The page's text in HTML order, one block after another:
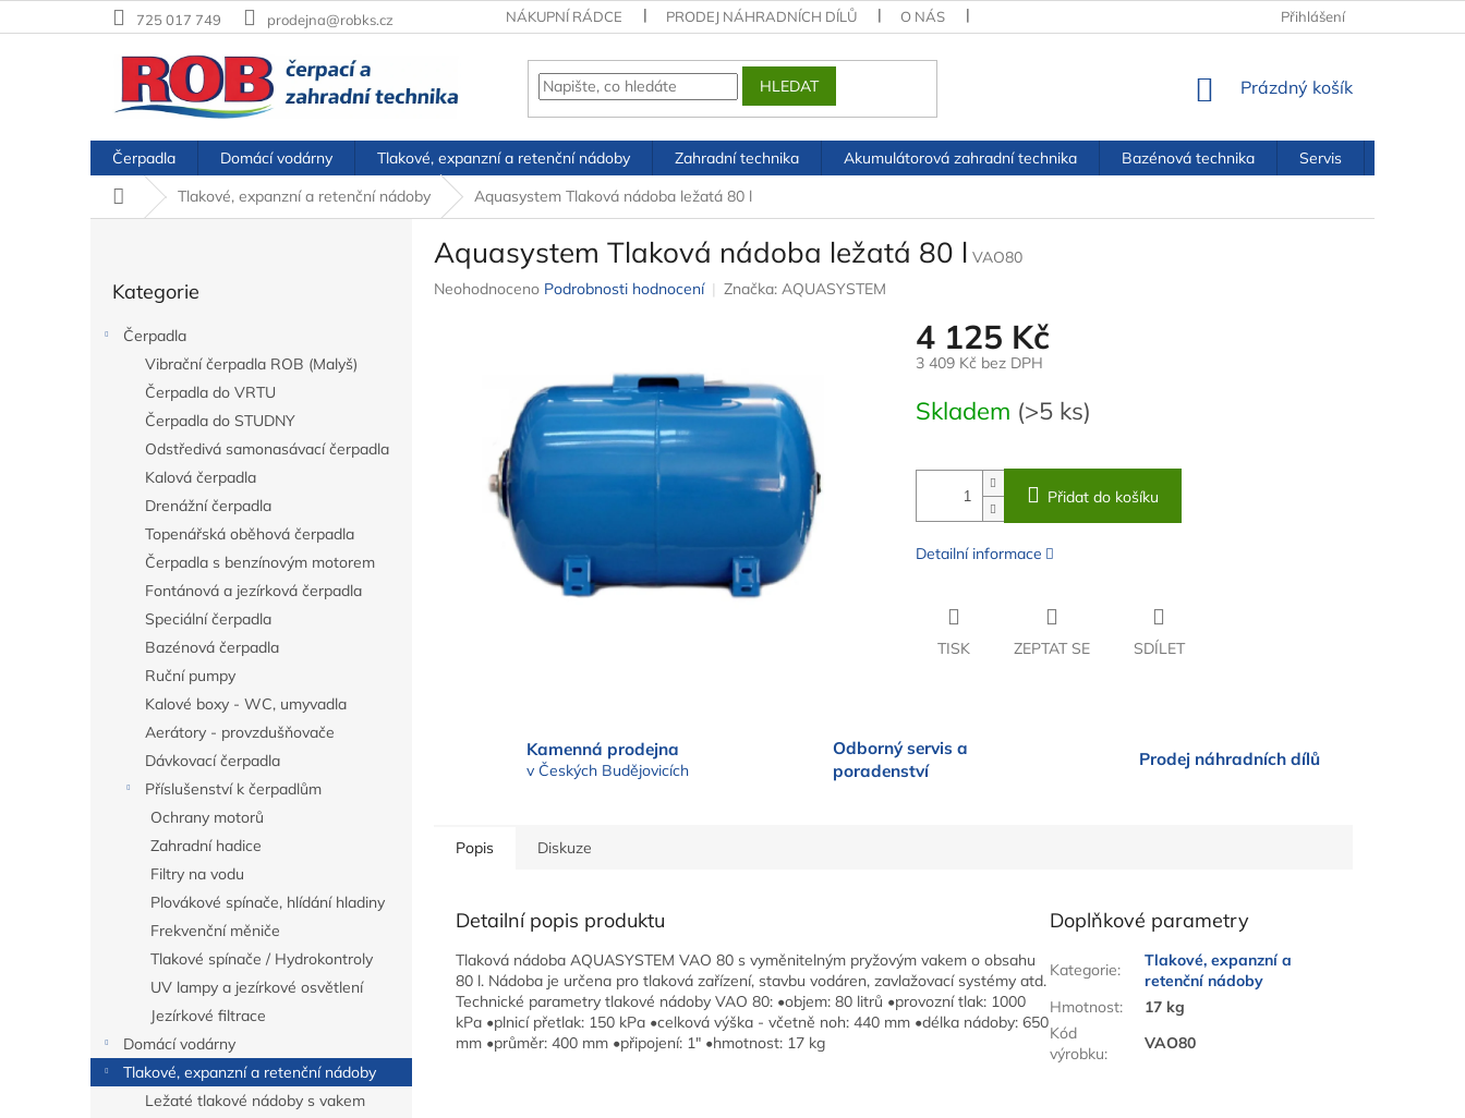
na
725 017 749 prodejna@robks.cz NÁKUPNÍ RÁDCE PRODEJ NÁHRADNÍCH DÍLŮ O NÁS PODMÍNKY OCHRANY OSOBNÍCH ÚDAJŮ
Přihlášení
HLEDAT
NÁKUPNÍ
Prázdný košík
Čerpadla Domácí vodárny Tlakové, expanzní a retenční nádoby Zahradní technika Akumulátorová zahradní technika Bazénová technika Servis
Domů Tlakové, expanzní a retenční nádoby Aquasystem Tlaková nádoba ležatá 80 l
kategorie
Kategorie
Čerpadla
Vibrační čerpadla ROB (Malyš)
Čerpadla do VRTU
Čerpadla do STUDNY
Odstředivá samonasávací čerpadla
Kalová čerpadla
Drenážní čerpadla
Topenářská oběhová čerpadla
Čerpadla s benzínovým motorem
Fontánová a jezírková čerpadla
Speciální čerpadla
Bazénová čerpadla
Ruční pumpy
Kalové boxy - WC, umyvadla
Aerátory - provzdušňovače
Dávkovací čerpadla
Příslušenství k čerpadlům
Ochrany motorů
Zahradní hadice
Filtry na vodu
Plovákové spínače, hlídání hladiny
Frekvenční měniče
Tlakové spínače / Hydrokontroly
UV lampy a jezírkové osvětlení
Jezírkové filtrace
Domácí vodárny
Tlakové, expanzní a retenční nádoby
Ležaté tlakové nádoby s vakem
Aquasystem Tlaková nádoba ležatá 80 l VAO80
Průměrné
Neohodnoceno Podrobnosti hodnocení Značka: AQUASYSTEM
4 125 Kč
3 409 Kč bez DPH
cena:
Skladem (>5 ks)
Přidat do košíku
Detailní informace
TISK ZEPTAT SE SDÍLET
Kamenná prodejna
v Českých Budějovicích
Odborný servis a
poradenství
Prodej náhradních dílů
Popis Diskuze
Detailní popis produktu
Tlaková nádoba AQUASYSTEM VAO 80 s vyměnitelným pryžovým vakem o obsahu
80 l. Nádoba je určena pro tlaková zařízení, stavbu vodáren, zavlažovací systémy atd.
Technické parametry tlakové nádoby VAO 80: •objem: 80 litrů •provozní tlak: 1000
kPa •plnicí přetlak: 150 kPa •celková výška - včetně noh: 440 mm •délka nádoby: 650
mm •průměr: 400 mm •připojení: 1" •hmotnost: 17 kg
Doplňkové parametry
Kategorie:
Tlakové, expanzní a
retenční nádoby
Hmotnost:
17 kg
Kód
výrobku:
VAO80